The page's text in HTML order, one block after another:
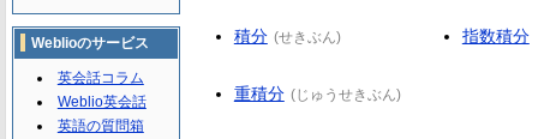
積分 (せきぶん) 指数積分
重積分 (じゅうせきぶん)
Weblioのサービス
英会話コラム
Weblio英会話
英語の質問箱